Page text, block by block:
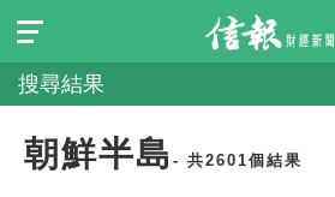
搜尋結果
朝鮮半島 - 共2601個結果